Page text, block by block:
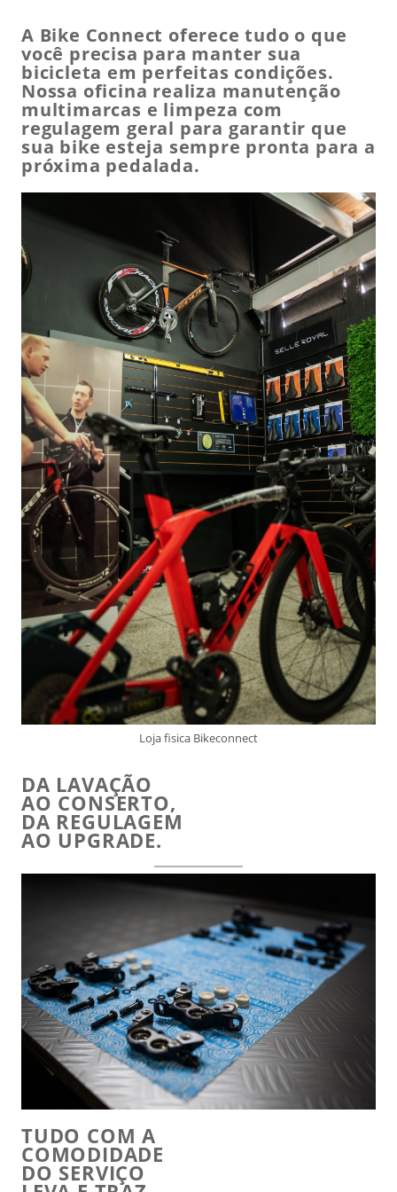
A Bike Connect oferece tudo o que
você precisa para manter sua
bicicleta em perfeitas condições.
Nossa oficina realiza manutenção
multimarcas e limpeza com
regulagem geral para garantir que
sua bike esteja sempre pronta para a
próxima pedalada.
Loja fisica Bikeconnect
DA LAVAÇÃO
AO CONSERTO,
DA REGULAGEM
AO UPGRADE.
TUDO COM A
COMODIDADE
DO SERVIÇO